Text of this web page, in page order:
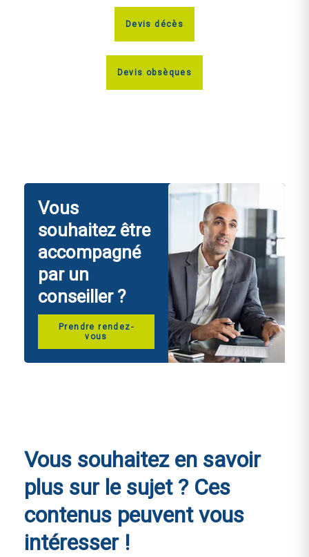
Devis décès
Devis obsèques
Vous
souhaitez être
accompagné
par un
conseiller ?
Prendre rendez-
vous
Vous souhaitez en savoir
plus sur le sujet ? Ces
contenus peuvent vous
intéresser !